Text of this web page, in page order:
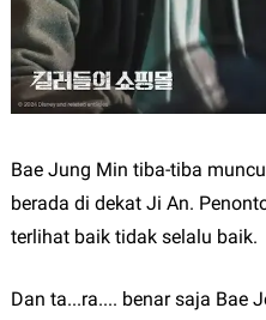
Bae Jung Min tiba-tiba
berada di dekat Ji An.
terlihat baik tidak selalu baik.
Dan ta...ra.... benar saja Bae